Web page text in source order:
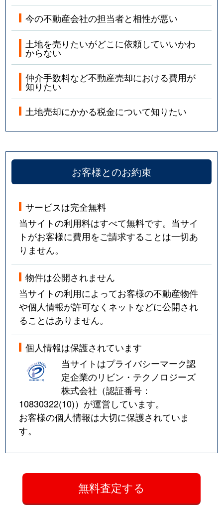
今の不動産会社の担当者と相性が悪い
土地を売りたいがどこに依頼していいかわ
からない
仲介手数料など不動産売却における費用が
知りたい
土地売却にかかる税金について知りたい
お客様とのお約束
サービスは完全無料
当サイトの利用料はすべて無料です。当サイ
トがお客様に費用をご請求することは一切あ
りません。
物件は公開されません
当サイトの利用によってお客様の不動産物件
や個人情報が許可なくネットなどに公開され
ることはありません。
個人情報は保護されています
当サイトはプライバシーマーク認
定企業のリビン・テクノロジーズ
株式会社（認証番号：
10830322(10)）が運営しています。
お客様の個人情報は大切に保護されていま
す。